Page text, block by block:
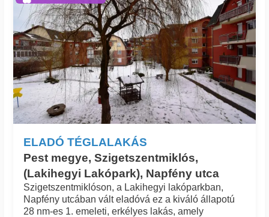
ELADÓ TÉGLALAKÁS
Pest megye, Szigetszentmiklós,
(Lakihegyi Lakópark), Napfény utca
Szigetszentmiklóson, a Lakihegyi lakóparkban,
Napfény utcában vált eladóvá ez a kiváló állapotú
28 nm-es 1. emeleti, erkélyes lakás, amely